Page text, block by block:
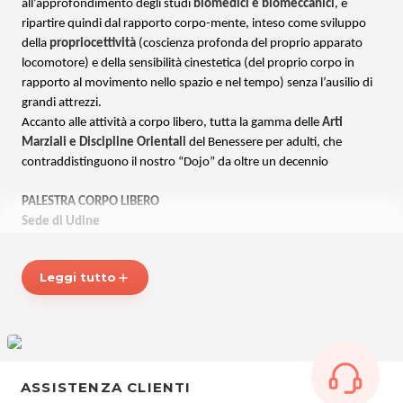
all’approfondimento degli studi biomedici e biomeccanici, e
ripartire quindi dal rapporto corpo-mente, inteso come sviluppo
della propriocettività (coscienza profonda del proprio apparato
locomotore) e della sensibilità cinestetica (del proprio corpo in
rapporto al movimento nello spazio e nel tempo) senza l’ausilio di
grandi attrezzi.
Accanto alle attività a corpo libero, tutta la gamma delle Arti
Marziali e Discipline Orientali del Benessere per adulti, che
contraddistinguono il nostro “Dojo” da oltre un decennio
PALESTRA CORPO LIBERO
Sede di Udine
organizzata per lo sviluppo e la crescita del proprio corpo con corsi
di fitness allenamento funzionale e preparazione atletica.
Sede di Ronchi dei Legionari
Leggi tutto add
ASSISTENZA CLIENTI